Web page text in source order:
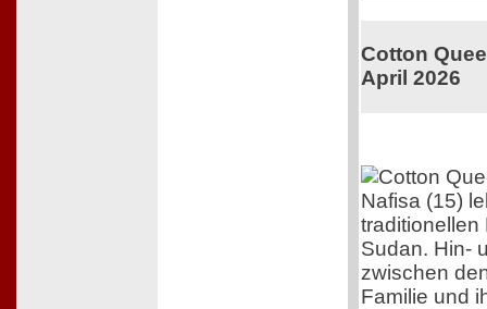
Cotton
April 2026
Nafisa (15)
traditionellen
Sudan. Hin-
zwischen
Familie und